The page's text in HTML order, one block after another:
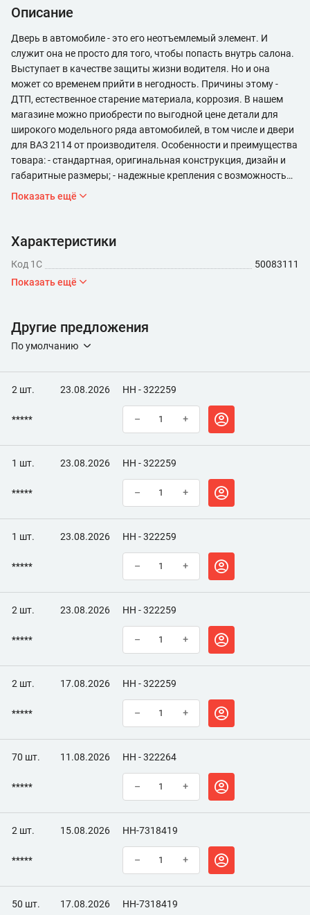
Описание
Дверь в автомобиле - это его неотъемлемый элемент. И
служит она не просто для того, чтобы попасть внутрь салона.
Выступает в качестве защиты жизни водителя. Но и она
может со временем прийти в негодность. Причины этому -
ДТП, естественное старение материала, коррозия. В нашем
магазине можно приобрести по выгодной цене детали для
широкого модельного ряда автомобилей, в том числе и двери
для ВАЗ 2114 от производителя. Особенности и преимущества
товара: - стандартная, оригинальная конструкция, дизайн и
габаритные размеры; - надежные крепления с возможностью
регулирования положения; - изготовлена из
Показать ещё
Характеристики
Код 1С
50083111
Показать ещё
Другие предложения
По умолчанию
2 шт. 23.08.2026 НН - 322259
***** – +
1 шт. 23.08.2026 НН - 322259
***** – +
1 шт. 23.08.2026 НН - 322259
***** – +
2 шт. 23.08.2026 НН - 322259
***** – +
2 шт. 17.08.2026 НН - 322259
***** – +
70 шт. 11.08.2026 НН - 322264
***** – +
2 шт. 15.08.2026 НН-7318419
***** – +
50 шт. 17.08.2026 НН-7318419